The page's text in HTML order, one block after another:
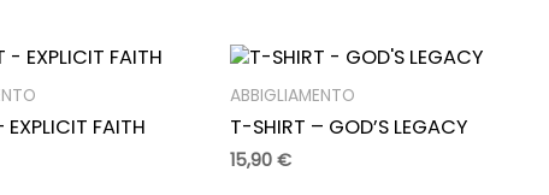
FAITH
ABBIGLIAMENTO
T-SHIRT – GOD’S LEGACY
15,90€